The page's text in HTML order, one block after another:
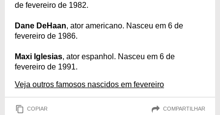
de fevereiro de 1982.
Dane DeHaan, ator americano. Nasceu em 6 de
fevereiro de 1986.
Maxi Iglesias, ator espanhol. Nasceu em 6 de
fevereiro de 1991.
Veja outros famosos nascidos em fevereiro
COPIAR COMPARTILHAR